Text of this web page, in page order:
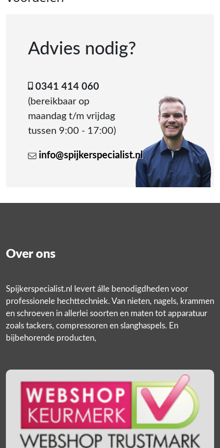
Advies nodig?
0341 414 060
(bereikbaar op
maandag t/m vrijdag
tussen 9:00 - 17:00)
info@spijkerspecialist.nl
Over ons
Spijkerspecialist.nl levert álle benodigdheden voor
professionele hechttechniek. Van nieten, nagels, krammen
en schroeven in allerlei soorten en maten tot apparatuur
zoals tackers, compressoren en slanghaspels. En
bijbehorende producten,